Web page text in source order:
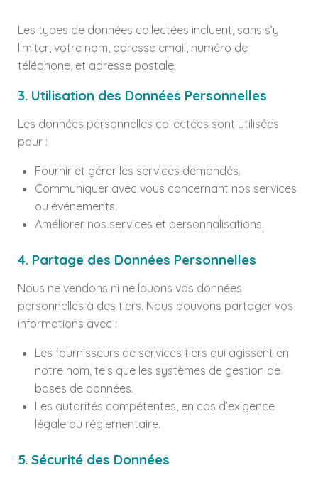
Les types de données collectées incluent, sans s’y
limiter, votre nom, adresse email, numéro de
téléphone, et adresse postale.
3. Utilisation des Données Personnelles
Les données personnelles collectées sont utilisées
pour :
Fournir et gérer les services demandés.
Communiquer avec vous concernant nos services
ou événements.
Améliorer nos services et personnalisations.
4. Partage des Données Personnelles
Nous ne vendons ni ne louons vos données
personnelles à des tiers. Nous pouvons partager vos
informations avec :
Les fournisseurs de services tiers qui agissent en
notre nom, tels que les systèmes de gestion de
bases de données.
Les autorités compétentes, en cas d’exigence
légale ou réglementaire.
5. Sécurité des Données